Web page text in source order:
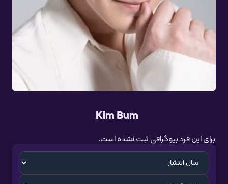
Kim Bum
برای این فرد بیوگرافی ثبت نشده است.